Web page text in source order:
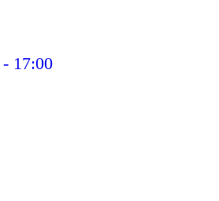
17:00